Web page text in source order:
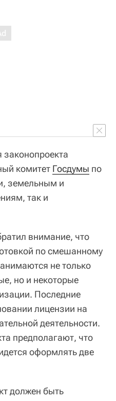
законопроекта
комитет Госдумы по
земельным и
так и
внимание, что
по смешанному
не только
но и некоторые
Последние
лицензии на
деятельности.
предполагают, что
оформлять две
должен быть